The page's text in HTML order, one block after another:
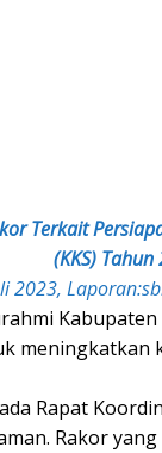
Terkait
(KKS) Tahun
2023,
Kabupaten
meningkatkan
Rapat
Rakor